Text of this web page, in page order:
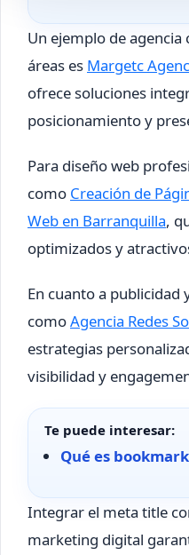
Un ejemplo de agencia
áreas es Margetc
ofrece soluciones
posicionamiento y
Para diseño web
como Creación de
Web en Barranquilla,
optimizados y
En cuanto a publicidad
comoAgencia Redes
estrategias
visibilidad y
Te puede interesar:
Qué es
Integrar el meta title
marketing digital